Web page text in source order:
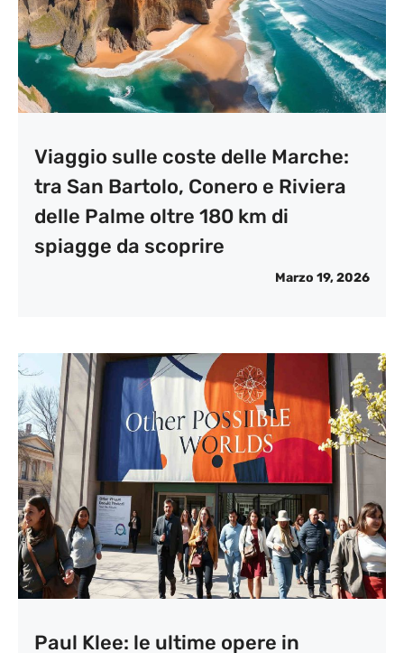
Viaggio sulle coste delle Marche:
tra San Bartolo, Conero e Riviera
delle Palme oltre 180 km di
spiagge da scoprire
Marzo 19, 2026
Paul Klee: le ultime opere in